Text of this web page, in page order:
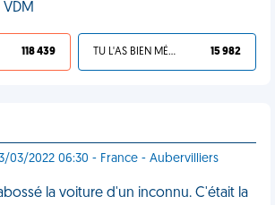
118 439 TU L'AS BIEN MÉRITÉ 15 982
03/2022 06:30 - France - Aubervilliers
la voiture d'un inconnu. C'était la